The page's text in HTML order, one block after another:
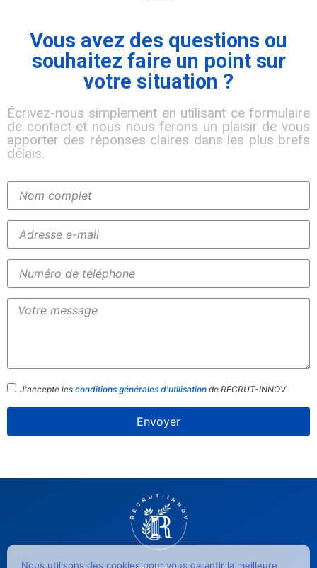
Nous utilisons des cookies pour vous garantir la meilleure
Vous avez des questions ou
souhaitez faire un point sur
votre situation ?
Écrivez-nous simplement en utilisant ce formulaire
de contact et nous nous ferons un plaisir de vous
apporter des réponses claires dans les plus brefs
délais.
J'accepte les conditions générales d'utilisation de RECRUT-INNOV
Envoyer